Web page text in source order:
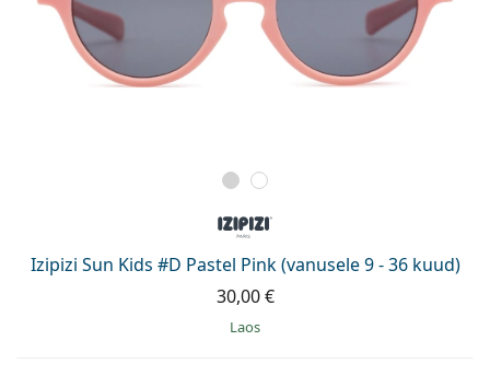
Izipizi Sun Kids #D Pastel Pink (vanusele 9 - 36 kuud)
30,00 €
Laos